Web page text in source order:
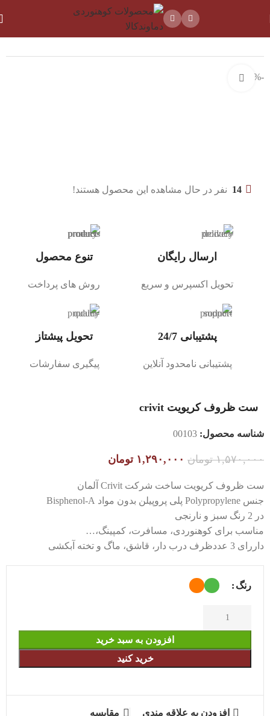
خانه ظروف و فلاسک
-18%
14 نفر در حال مشاهده این محصول هستند!
ارسال رایگان
تحویل اکسپرس و سریع
تنوع محصول
روش های پرداخت
پشتیبانی 24/7
پشتیبانی نامحدود آنلاین
تحویل پیشتاز
پیگیری سفارشات
ست ظروف کریویت crivit
شناسه محصول: 00103
۱,۵۷۰,۰۰۰ تومان ۱,۲۹۰,۰۰۰ تومان
ست ظروف کریویت ساخت شرکت Crivit آلمان
جنس Polypropylene پلی پروپیلن بدون مواد Bisphenol-A
در 2 رنگ سبز و نارنجی
مناسب برای کوهنوردی، مسافرت، کمپینگ،…
داررای 3 عددظرف درب دار، قاشق، ماگ و تخته آبکشی
رنگ
افزودن به سبد خرید
خرید کنید
افزودن به علاقه مندی مقایسه